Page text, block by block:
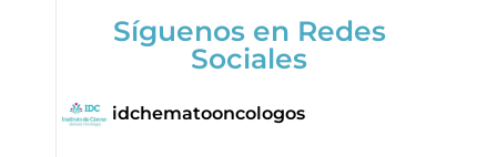
Síguenos en Redes
Sociales
idchematooncologos